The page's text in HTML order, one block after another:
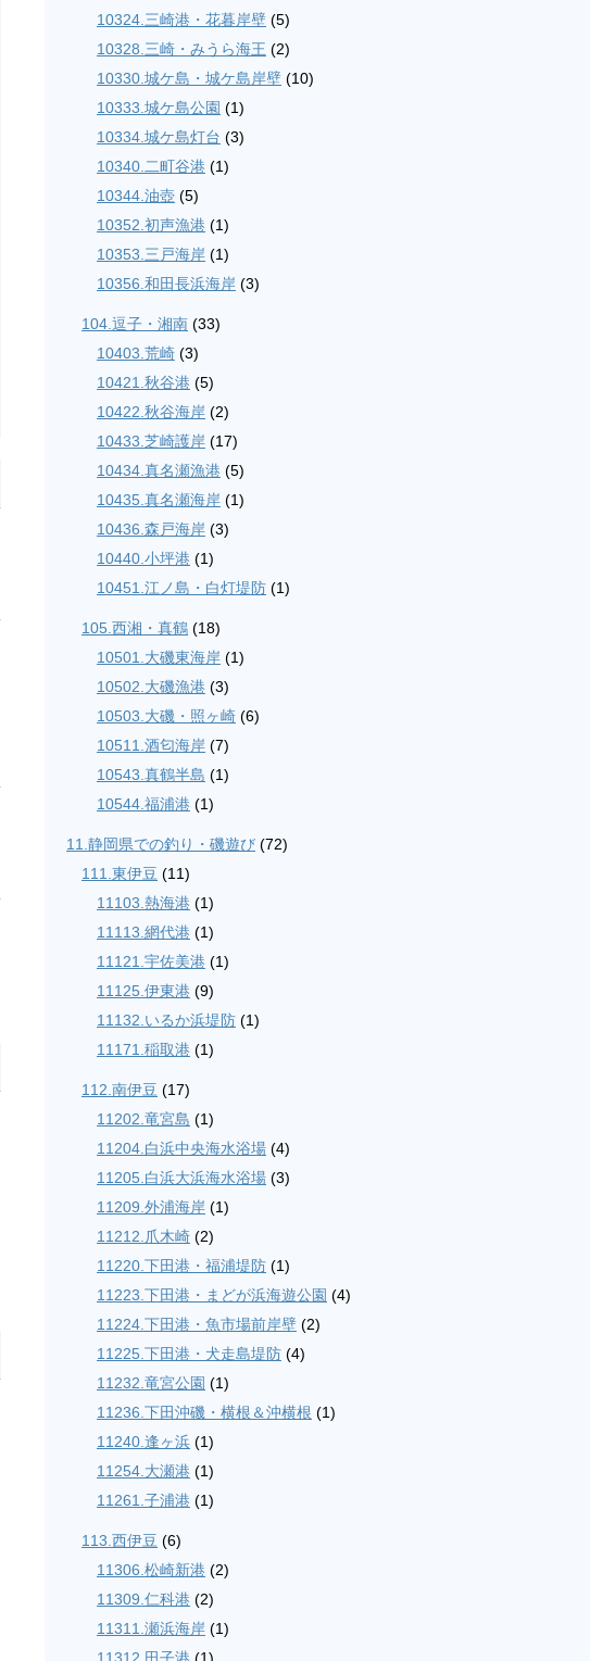
10324.三崎港・花暮岸壁 (5)
10328.三崎・みうら海王 (2)
10330.城ケ島・城ケ島岸壁 (10)
10333.城ケ島公園 (1)
10334.城ケ島灯台 (3)
10340.二町谷港 (1)
10344.油壺 (5)
10352.初声漁港 (1)
10353.三戸海岸 (1)
10356.和田長浜海岸 (3)
104.逗子・湘南 (33)
10403.荒崎 (3)
10421.秋谷港 (5)
10422.秋谷海岸 (2)
10433.芝崎護岸 (17)
10434.真名瀬漁港 (5)
10435.真名瀬海岸 (1)
10436.森戸海岸 (3)
10440.小坪港 (1)
10451.江ノ島・白灯堤防 (1)
105.西湘・真鶴 (18)
10501.大磯東海岸 (1)
10502.大磯漁港 (3)
10503.大磯・照ヶ崎 (6)
10511.酒匂海岸 (7)
10543.真鶴半島 (1)
10544.福浦港 (1)
11.静岡県での釣り・磯遊び (72)
111.東伊豆 (11)
11103.熱海港 (1)
11113.網代港 (1)
11121.宇佐美港 (1)
11125.伊東港 (9)
11132.いるか浜堤防 (1)
11171.稲取港 (1)
112.南伊豆 (17)
11202.竜宮島 (1)
11204.白浜中央海水浴場 (4)
11205.白浜大浜海水浴場 (3)
11209.外浦海岸 (1)
11212.爪木崎 (2)
11220.下田港・福浦堤防 (1)
11223.下田港・まどが浜海遊公園 (4)
11224.下田港・魚市場前岸壁 (2)
11225.下田港・犬走島堤防 (4)
11232.竜宮公園 (1)
11236.下田沖磯・横根＆沖横根 (1)
11240.逢ヶ浜 (1)
11254.大瀬港 (1)
11261.子浦港 (1)
113.西伊豆 (6)
11306.松崎新港 (2)
11309.仁科港 (2)
11311.瀬浜海岸 (1)